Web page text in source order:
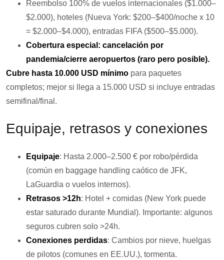
Reembolso 100% de vuelos internacionales ($1.000–
$2.000), hoteles (Nueva York: $200–$400/noche x 10
= $2.000–$4.000), entradas FIFA ($500–$5.000).
Cobertura especial: cancelación por
pandemia/cierre aeropuertos (raro pero posible).
Cubre hasta 10.000 USD mínimo para paquetes
completos; mejor si llega a 15.000 USD si incluye entradas
semifinal/final.
Equipaje, retrasos y conexiones
Equipaje: Hasta 2.000–2.500 € por robo/pérdida
(común en baggage handling caótico de JFK,
LaGuardia o vuelos internos).
Retrasos >12h: Hotel + comidas (New York puede
estar saturado durante Mundial). Importante: algunos
seguros cubren solo >24h.
Conexiones perdidas: Cambios por nieve, huelgas
de pilotos (comunes en EE.UU.), tormenta.